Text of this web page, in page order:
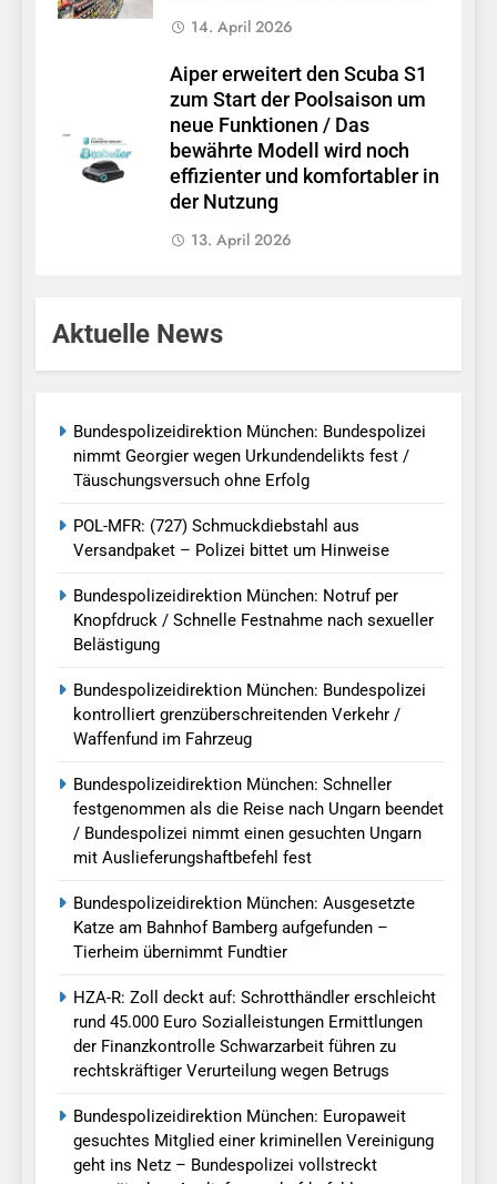
14. April 2026
Aiper erweitert den Scuba S1
zum Start der Poolsaison um
neue Funktionen / Das
bewährte Modell wird noch
effizienter und komfortabler in
der Nutzung
13. April 2026
Aktuelle News
Bundespolizeidirektion München: Bundespolizei
nimmt Georgier wegen Urkundendelikts fest /
Täuschungsversuch ohne Erfolg
POL-MFR: (727) Schmuckdiebstahl aus
Versandpaket – Polizei bittet um Hinweise
Bundespolizeidirektion München: Notruf per
Knopfdruck / Schnelle Festnahme nach sexueller
Belästigung
Bundespolizeidirektion München: Bundespolizei
kontrolliert grenzüberschreitenden Verkehr /
Waffenfund im Fahrzeug
Bundespolizeidirektion München: Schneller
festgenommen als die Reise nach Ungarn beendet
/ Bundespolizei nimmt einen gesuchten Ungarn
mit Auslieferungshaftbefehl fest
Bundespolizeidirektion München: Ausgesetzte
Katze am Bahnhof Bamberg aufgefunden –
Tierheim übernimmt Fundtier
HZA-R: Zoll deckt auf: Schrotthändler erschleicht
rund 45.000 Euro Sozialleistungen Ermittlungen
der Finanzkontrolle Schwarzarbeit führen zu
rechtskräftiger Verurteilung wegen Betrugs
Bundespolizeidirektion München: Europaweit
gesuchtes Mitglied einer kriminellen Vereinigung
geht ins Netz – Bundespolizei vollstreckt